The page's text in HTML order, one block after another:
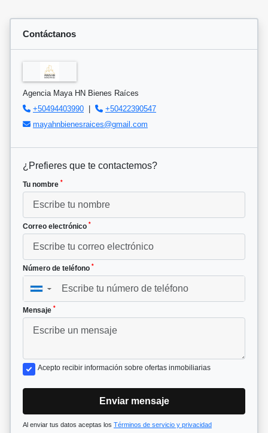
Contáctanos
Agencia Maya HN Bienes Raíces
+50494403990 |
+50422390547
mayahnbienesraices@gmail.com
¿Prefieres que te contactemos?
Tu nombre *
Correo electrónico *
Número de teléfono *
▼
Mensaje *
Acepto recibir información sobre ofertas inmobiliarias
Enviar mensaje
Al enviar tus datos aceptas los Términos de servicio y privacidad